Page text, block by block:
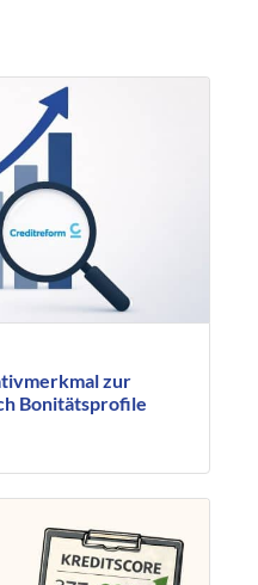
zur
Bonitätsprofile